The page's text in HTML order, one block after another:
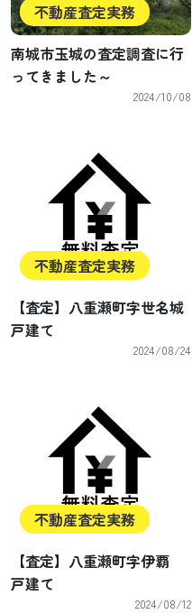
不動産査定実務
南城市玉城の査定調査に行
ってきました～
2024/10/08
不動産査定実務
【査定】八重瀬町字世名城
戸建て
2024/08/24
不動産査定実務
【査定】八重瀬町字伊覇
戸建て
2024/08/12